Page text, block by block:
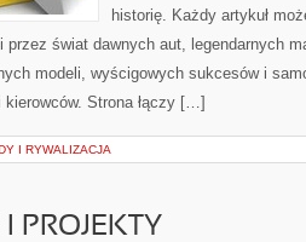
historię. Każdy artykuł
przez świat dawnych aut, legendarnych
modeli, wyścigowych sukcesów i
kierowców. Strona łączy […]
I RYWALIZACJA
I PROJEKTY